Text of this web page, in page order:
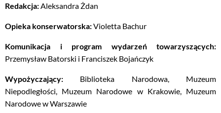
Redakcja: Aleksandra Żdan
Opieka konserwatorska:Violetta Bachur
Komunikacja i program wydarzeń towarzyszących:
Przemysław Batorski i Franciszek Bojańczyk
Wypożyczający: Biblioteka Narodowa, Muzeum
Niepodległości, Muzeum Narodowe w Krakowie, Muzeum
Narodowe w Warszawie